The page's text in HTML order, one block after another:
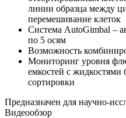
линии образца между
перемешивание клеток
Система AutoGimbal –
по 5 осям
Возможность
Мониторинг уровня
емкостей с жидкостями
сортировки
Предназначен для научно-
Видеообзор